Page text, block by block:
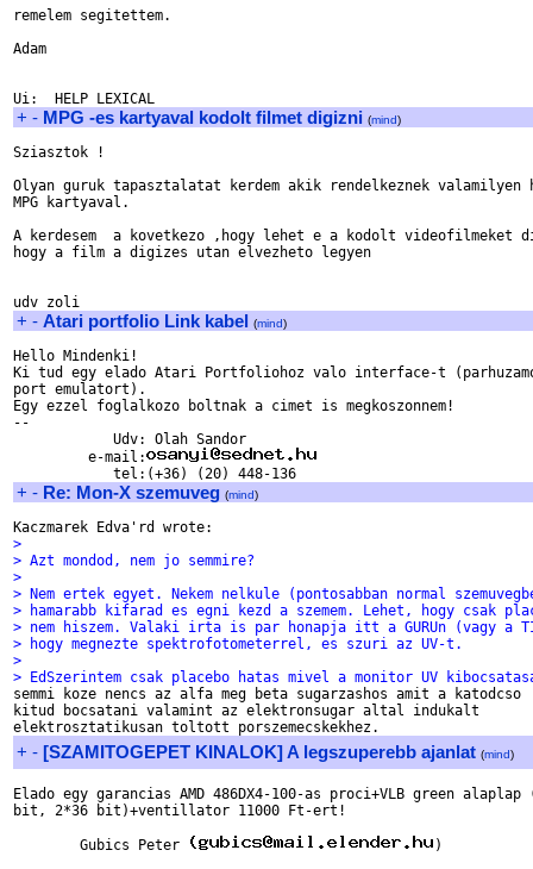
remelem segitettem.
Adam
+ - MPG -es kartyaval kodolt filmet digizni (mind)
Sziasztok !
Olyan guruk tapasztalatat kerdem akik rendelkeznek valamilyen
MPG kartyaval.
A kerdesem  a kovetkezo ,hogy lehet e a kodolt videofilmeket
hogy a film a digizes utan elvezheto legyen
+ - Atari portfolio Link kabel (mind)
Hello Mindenki!
Ki tud egy elado Atari Portfoliohoz valo interface-t
port emulatort).
Egy ezzel foglalkozo boltnak a cimet is megkoszonnem!
--
            Udv: Olah Sandor
         e-mail:
+ - Re: Mon-X szemuveg (mind)
>
> Azt mondod, nem jo semmire?
>
> Nem ertek egyet. Nekem nelkule (pontosabban normal
> hamarabb kifarad es egni kezd a szemem. Lehet, hogy csak
> nem hiszem. Valaki irta is par honapja itt a GURUn (vagy a
> hogy megnezte spektrofotometerrel, es szuri az UV-t.
>
> EdSzerintem csak placebo hatas mivel a monitor UV
semmi koze nencs az alfa meg beta sugarzashos amit a katodcso
kitud bocsatani valamint az elektronsugar altal indukalt
+ - [SZAMITOGEPET KINALOK] A legszuperebb ajanlat (mind)
Elado egy garancias AMD 486DX4-100-as proci+VLB green
bit, 2*36 bit)+ventillator 11000 Ft-ert!
	Gubics Peter